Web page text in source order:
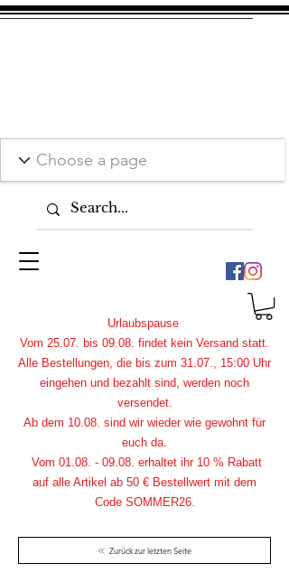
Zurück zur letzten Seite
Urlaubspause
Vom 25.07. bis 09.08. findet kein Versand statt.
Alle Bestellungen, die bis zum 31.07., 15:00 Uhr
eingehen und bezahlt sind, werden noch
versendet.
Ab dem 10.08. sind wir wieder wie gewohnt für
euch da.
Vom 01.08. - 09.08. erhaltet ihr 10 % Rabatt
auf alle Artikel ab 50 € Bestellwert mit dem
Code SOMMER26.